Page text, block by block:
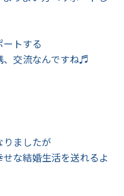
トする
、交流なんですね♬
ましたが
な結婚生活を送れるよ